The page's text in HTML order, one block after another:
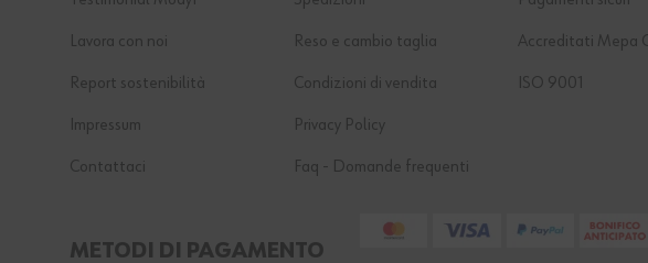
Lavora con noi
Report sostenibilità
Impressum
Contattaci
Reso e cambio taglia
Condizioni di vendita
Privacy Policy
Faq - Domande frequenti
Accreditati Mepa
ISO 9001
METODI DI PAGAMENTO